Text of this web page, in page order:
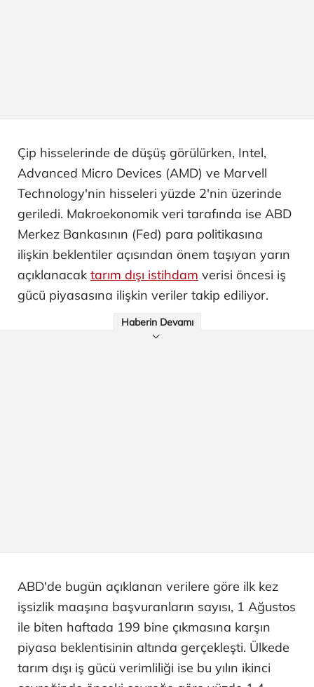
Çip hisselerinde de düşüş görülürken, Intel,
Advanced Micro Devices (AMD) ve Marvell
Technology'nin hisseleri yüzde 2'nin üzerinde
geriledi. Makroekonomik veri tarafında ise ABD
Merkez Bankasının (Fed) para politikasına
ilişkin beklentiler açısından önem taşıyan yarın
açıklanacak tarım dışı istihdam verisi öncesi iş
gücü piyasasına ilişkin veriler takip ediliyor.
Haberin Devamı
ABD'de bugün açıklanan verilere göre ilk kez
işsizlik maaşına başvuranların sayısı, 1 Ağustos
ile biten haftada 199 bine çıkmasına karşın
piyasa beklentisinin altında gerçekleşti. Ülkede
tarım dışı iş gücü verimliliği ise bu yılın ikinci